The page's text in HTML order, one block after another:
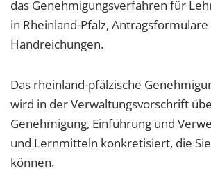
das Genehmigungsverfahren für
in Rheinland-Pfalz, Antragsformulare
Handreichungen.
Das rheinland-pfälzische
wird in der Verwaltungsvorschrift
Genehmigung, Einführung und
und Lernmitteln konkretisiert, die Sie
können.